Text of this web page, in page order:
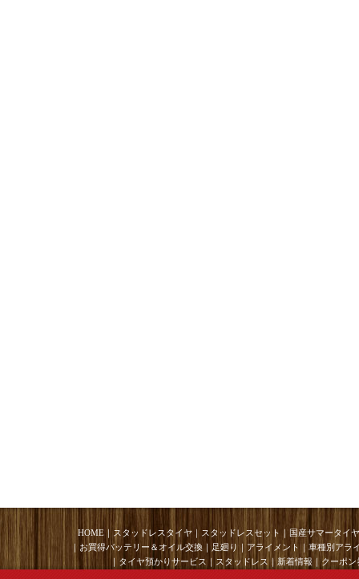
HOME ｜ スタッドレスタイヤ ｜ スタッドレスセット ｜ 国産サマータイ
｜ お買得バッテリー＆オイル交換 ｜ 足廻り ｜ アライメント ｜ 車種別アラ
｜ タイヤ預かりサービス ｜ スタッドレス ｜ 新着情報 ｜ クーポン